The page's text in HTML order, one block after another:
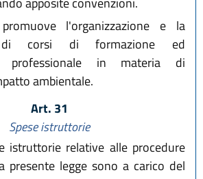
l'organizzazione e la
di corsi di formazione ed
professionale in materia di
ambientale.
Art. 31
Spese istruttorie
istruttorie relative alle procedure
presente legge sono a carico del